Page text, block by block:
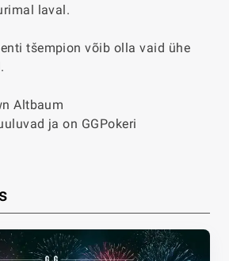
laval.
tšempion võib olla vaid ühe
Altbaum
ja on GGPokeri